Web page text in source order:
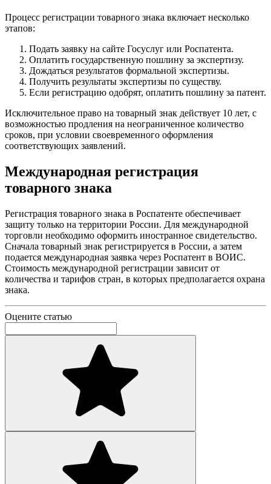
Процесс регистрации товарного знака включает несколько
этапов:
Подать заявку на сайте Госуслуг или Роспатента.
Оплатить государственную пошлину за экспертизу.
Дождаться результатов формальной экспертизы.
Получить результаты экспертизы по существу.
Если регистрацию одобрят, оплатить пошлину за патент.
Исключительное право на товарный знак действует 10 лет, с
возможностью продления на неограниченное количество
сроков, при условии своевременного оформления
соответствующих заявлений.
Международная регистрация
товарного знака
Регистрация товарного знака в Роспатенте обеспечивает
защиту только на территории России. Для международной
торговли необходимо оформить иностранное свидетельство.
Сначала товарный знак регистрируется в России, а затем
подается международная заявка через Роспатент в ВОИС.
Стоимость международной регистрации зависит от
количества и тарифов стран, в которых предполагается охрана
знака.
Оцените статью